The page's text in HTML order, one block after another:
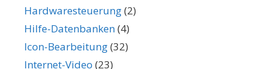
Hardwaresteuerung(2)
Hilfe-Datenbanken(4)
Icon-Bearbeitung(32)
Internet-Video (23)